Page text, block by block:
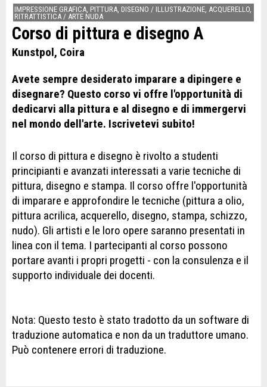
IMPRESSIONE GRAFICA, PITTURA, DISEGNO / ILLUSTRAZIONE, ACQUERELLO,
RITRATTISTICA / ARTE NUDA
Corso di pittura e disegno A
Kunstpol, Coira
Avete sempre desiderato imparare a dipingere e
disegnare? Questo corso vi offre l'opportunità di
dedicarvi alla pittura e al disegno e di immergervi
nel mondo dell'arte. Iscrivetevi subito!
Il corso di pittura e disegno è rivolto a studenti
principianti e avanzati interessati a varie tecniche di
pittura, disegno e stampa. Il corso offre l'opportunità
di imparare e approfondire le tecniche (pittura a olio,
pittura acrilica, acquerello, disegno, stampa, schizzo,
nudo). Gli artisti e le loro opere saranno presentati in
linea con il tema. I partecipanti al corso possono
portare avanti i propri progetti - con la consulenza e il
supporto individuale dei docenti.
Nota: Questo testo è stato tradotto da un software di
traduzione automatica e non da un traduttore umano.
Può contenere errori di traduzione.